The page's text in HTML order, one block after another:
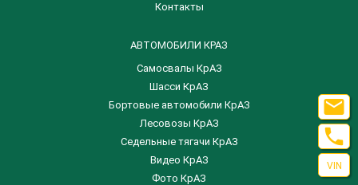
Контакты
АВТОМОБИЛИ КРАЗ
Самосвалы КрАЗ
Шасси КрАЗ
Бортовые автомобили КрАЗ
Лесовозы КрАЗ
Седельные тягачи КрАЗ
Видео КрАЗ
Фото КрАЗ


VIN